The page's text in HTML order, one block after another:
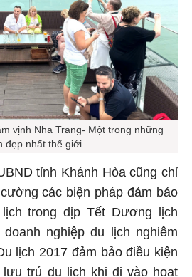
vịnh Nha Trang- Một trong những
đẹp nhất thế giới
tỉnh Khánh Hòa cũng chỉ
các biện pháp đảm bảo
trong dịp Tết Dương lịch
nghiệp du lịch nghiêm
lịch 2017 đảm bảo điều kiện
lưu trú du lịch khi đi vào hoạt